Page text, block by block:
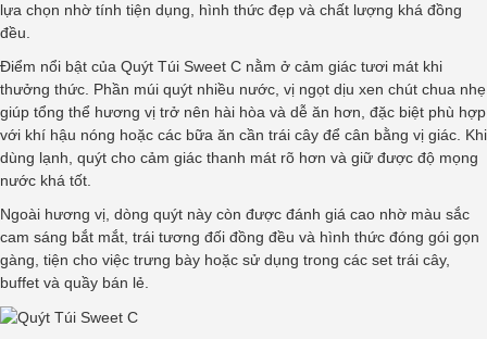
lựa chọn nhờ tính tiện dụng, hình thức đẹp và chất lượng khá đồng
đều.
Điểm nổi bật của Quýt Túi Sweet C nằm ở cảm giác tươi mát khi
thưởng thức. Phần múi quýt nhiều nước, vị ngọt dịu xen chút chua nhẹ
giúp tổng thể hương vị trở nên hài hòa và dễ ăn hơn, đặc biệt phù hợp
với khí hậu nóng hoặc các bữa ăn cần trái cây để cân bằng vị giác. Khi
dùng lạnh, quýt cho cảm giác thanh mát rõ hơn và giữ được độ mọng
nước khá tốt.
Ngoài hương vị, dòng quýt này còn được đánh giá cao nhờ màu sắc
cam sáng bắt mắt, trái tương đối đồng đều và hình thức đóng gói gọn
gàng, tiện cho việc trưng bày hoặc sử dụng trong các set trái cây,
buffet và quầy bán lẻ.